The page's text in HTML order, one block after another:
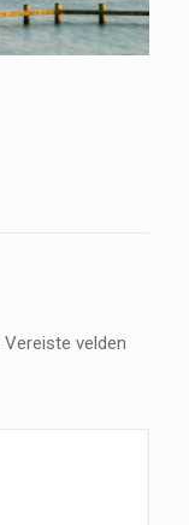
Vereiste velden